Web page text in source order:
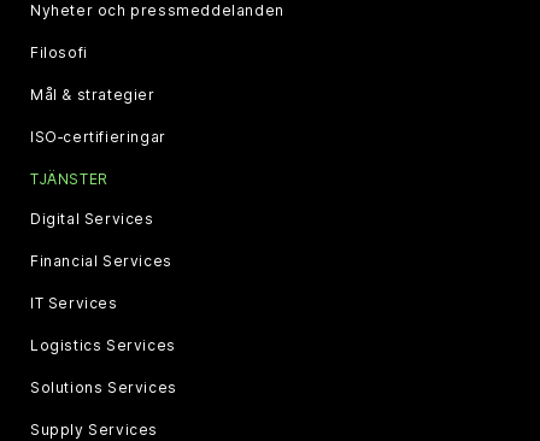
Nyheter och pressmeddelanden
Filosofi
Mål & strategier
ISO‑certifieringar
TJÄNSTER
Digital Services
Financial Services
IT Services
Logistics Services
Solutions Services
Supply Services